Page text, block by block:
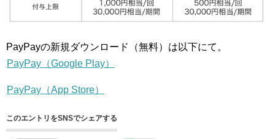
PayPayの新規ダウンロード（無料）は以下にて。
PayPay（Google Play）
PayPay（App Store）
このエントリをSNSでシェアする